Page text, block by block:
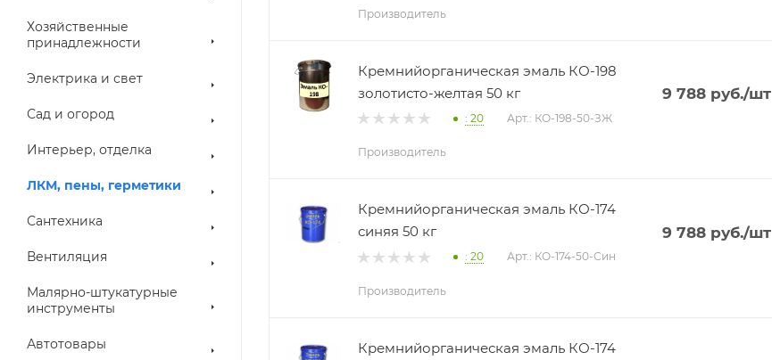
Хозяйственные
принадлежности
Электрика и свет
Сад и огород
Интерьер, отделка
ЛКМ, пены, герметики
Сантехника
Вентиляция
Малярно-штукатурные
инструменты
Автотовары
Производитель
Кремнийорганическая эмаль КО-198
золотисто-желтая 50 кг
: 20 Арт.: КО-198-50-ЗЖ
9 788руб./шт
Производитель
Кремнийорганическая эмаль КО-174
синяя 50 кг
: 20 Арт.: КО-174-50-Син
9 788руб./шт
Производитель
Кремнийорганическая эмаль КО-174